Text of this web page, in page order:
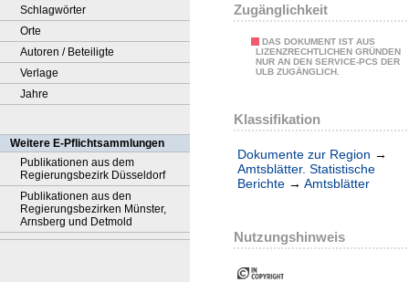
Schlagwörter
Orte
Autoren / Beteiligte
Verlage
Jahre
Weitere E-Pflichtsammlungen
Publikationen aus dem
Regierungsbezirk Düsseldorf
Publikationen aus den
Regierungsbezirken Münster,
Arnsberg und Detmold
Zugänglichkeit
DAS DOKUMENT IST AUS
LIZENZRECHTLICHEN GRÜNDEN
NUR AN DEN SERVICE-PCS DER
ULB ZUGÄNGLICH.
Klassifikation
Dokumente zur Region →
Amtsblätter. Statistische
Berichte → Amtsblätter
Nutzungshinweis